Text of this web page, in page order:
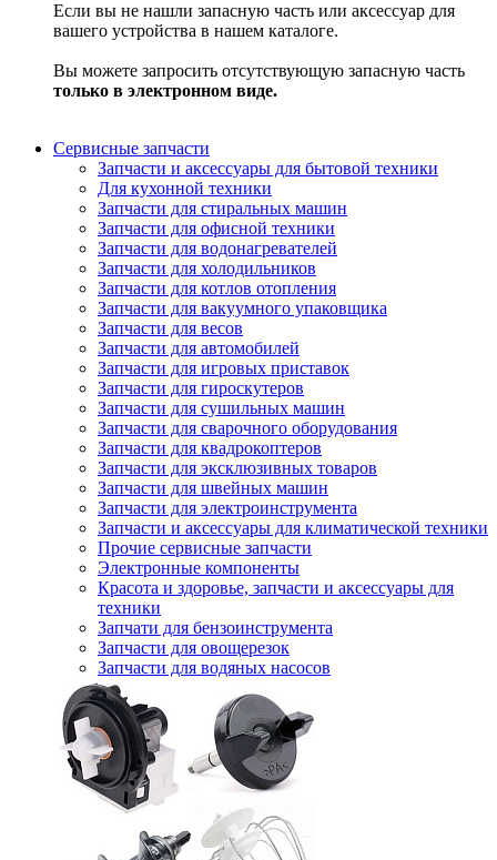
Если вы не нашли запасную часть или аксессуар для
вашего устройства в нашем каталоге.
Вы можете запросить отсутствующую запасную часть
только в электронном виде.
Сервисные запчасти
Запчасти и аксессуары для бытовой техники
Для кухонной техники
Запчасти для стиральных машин
Запчасти для офисной техники
Запчасти для водонагревателей
Запчасти для холодильников
Запчасти для котлов отопления
Запчасти для вакуумного упаковщика
Запчасти для весов
Запчасти для автомобилей
Запчасти для игровых приставок
Запчасти для гироскутеров
Запчасти для сушильных машин
Запчасти для сварочного оборудования
Запчасти для квадрокоптеров
Запчасти для эксклюзивных товаров
Запчасти для швейных машин
Запчасти для электроинструмента
Запчасти и аксессуары для климатической техники
Прочие сервисные запчасти
Электронные компоненты
Красота и здоровье, запчасти и аксессуары для
техники
Запчати для бензоинструмента
Запчасти для овощерезок
Запчасти для водяных насосов